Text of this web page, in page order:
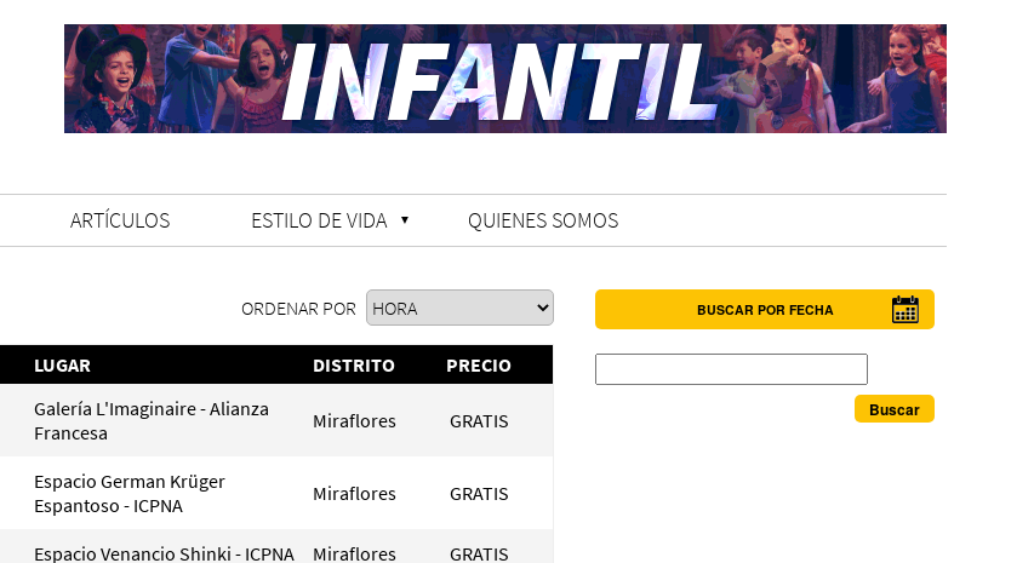
ARTÍCULOS ESTILO DE VIDA QUIENES SOMOS
ORDENAR POR
LUGAR DISTRITO PRECIO
Galería L'Imaginaire - Alianza
Francesa
Miraflores GRATIS
Espacio German Krüger
Espantoso - ICPNA
Miraflores GRATIS
Espacio Venancio Shinki - ICPNA Miraflores GRATIS
BUSCAR POR FECHA